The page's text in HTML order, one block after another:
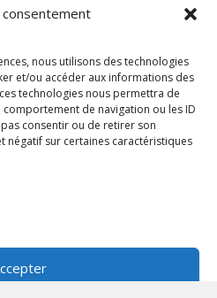
nous utilisons des technologies
et/ou accéder aux informations des
technologies nous permettra de
de navigation ou les ID
consentir ou de retirer son
négatif sur certaines caractéristiques